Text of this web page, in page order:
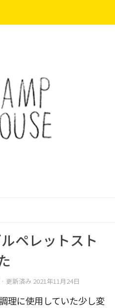
ペレットスト
· 更新済み 2021年11月24日
理に使用していた少し変